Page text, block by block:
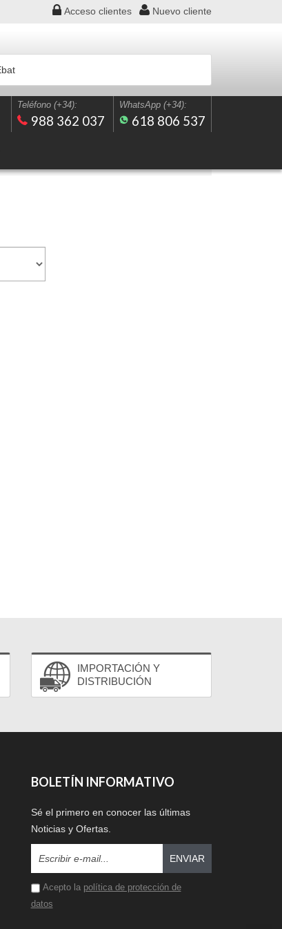
Acceso clientes Nuevo cliente
Teléfono (+34):
988 362 037
WhatsApp (+34):
618 806 537
IMPORTACIÓN Y
DISTRIBUCIÓN
BOLETÍN INFORMATIVO
Sé el primero en conocer las últimas
Noticias y Ofertas.
ENVIAR
Acepto la política de protección de
datos